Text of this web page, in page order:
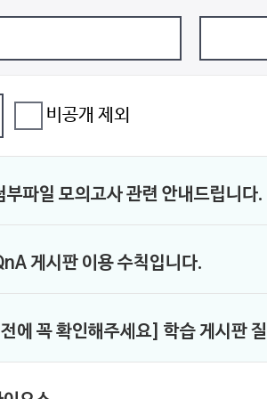
비공개 제외
부파일 모의고사 관련 안내드립니다.
게시판 이용 수칙입니다.
에 꼭 확인해주세요] 학습 게시판